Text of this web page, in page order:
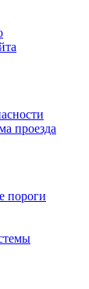
проезда
пороги